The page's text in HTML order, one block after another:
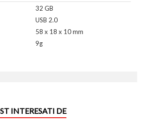
32 GB
USB 2.0
58 x 18 x 10 mm
9g
INTERESATI DE